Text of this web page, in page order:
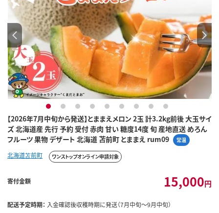
【2026年7月中旬から発送】とままえメロン 2玉 計3.2kg前後 大玉サイ
ズ 北海道産 先行 予約 受付 赤肉 甘い 糖度14度 旬 産地直送 めろん
フルーツ 果物 デザート 北海道 苫前町 とままえ rum09
常温
1 2 3 4 5 6 7 8 9
北海道苫前町 ワンストップオンライン申請対象
寄付金額 15,000円
配送予定時期： 入金確認後収穫時期に発送（7月中旬～9月中旬）